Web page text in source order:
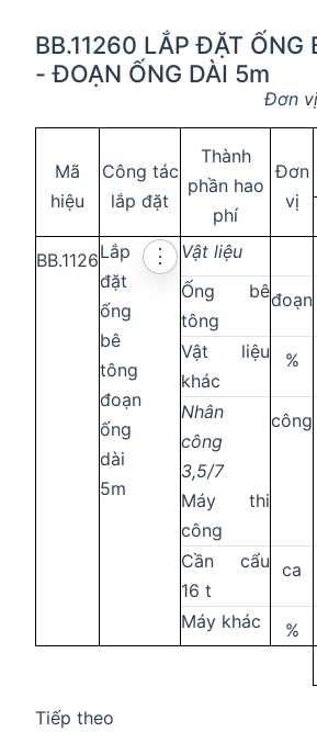
BB.11260 LẮP ĐẶT ỐNG
- ĐOẠN ỐNG DÀI 5m
Đơn
Mã
hiệu
Công tác
lắp đặt
Thành
phần hao
phí
Đơn
vị
BB.1126Lắp
đặt
ống
bê
tông
đoạn
ống
dài
5m
⋮
Vật liệu
Ống bê
tông
đoạn
Vật liệu
khác
%
Nhân
công
3,5/7
Máy thi
công
công
Cần cẩu
16 t
ca
Máy khác %
Tiếp theo